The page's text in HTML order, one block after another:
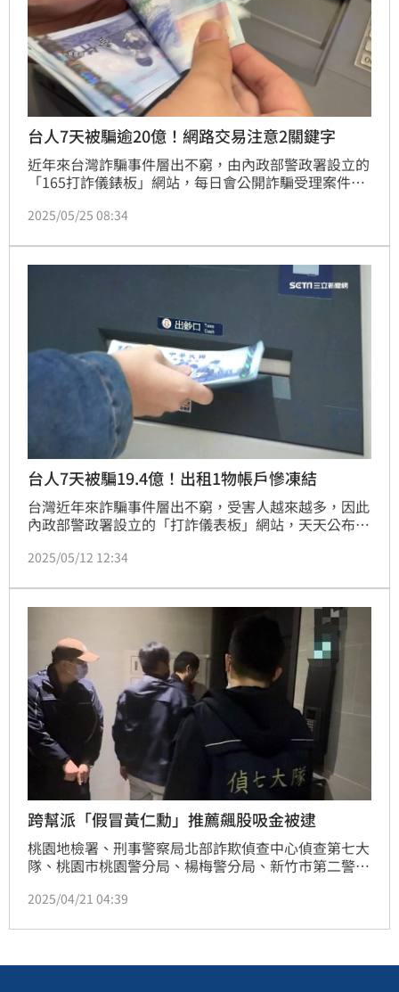
台人7天被騙逾20億！網路交易注意2關鍵字
近年來台灣詐騙事件層出不窮，由內政部警政署設立的
「165打詐儀錶板」網站，每日會公開詐騙受理案件、
日）的詐騙案件受理數達3938件，財產損失金額則超
2025/05/25 08:34
台人7天被騙19.4億！出租1物帳戶慘凍結
台灣近年來詐騙事件層出不窮，受害人越來越多，因此
內政部警政署設立的「打詐儀表板」網站，天天公布詐
5月10日）詐騙受理案件數量多達3540件，財產損失金
最大宗，財產損失金額有11.1億元。
2025/05/12 12:34
跨幫派「假冒黃仁勳」推薦飆股吸金被逮
桃園地檢署、刑事警察局北部詐欺偵查中心偵查第七大
隊、桃園市桃園警分局、楊梅警分局、新竹市第二警分
冒輝達執行長黃仁勳、財經專家黃清照，以「穩賺不
6000萬元損失。警方查獲26歲邱姓主嫌等18人，全案
內共7人已被裁定羈押。
2025/04/21 04:39